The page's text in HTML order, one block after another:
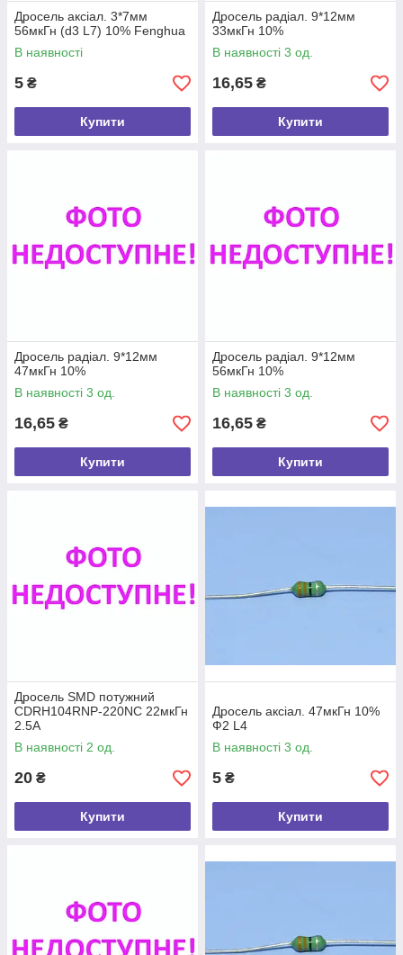
Дросель аксіал. 3*7мм
56мкГн (d3 L7) 10% Fenghua
В наявності
5 ₴
Купити
Дросель радіал. 9*12мм
33мкГн 10%
В наявності 3 од.
16,65 ₴
Купити
Дросель радіал. 9*12мм
47мкГн 10%
В наявності 3 од.
16,65 ₴
Купити
Дросель радіал. 9*12мм
56мкГн 10%
В наявності 3 од.
16,65 ₴
Купити
Дросель SMD потужний
CDRH104RNP-220NC 22мкГн
2.5А
В наявності 2 од.
20 ₴
Купити
Дросель аксіал. 47мкГн 10%
Ф2 L4
В наявності 3 од.
5 ₴
Купити